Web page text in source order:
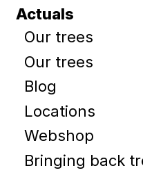
Actuals
Our trees
Our trees
Blog
Locations
Webshop
Bringing back